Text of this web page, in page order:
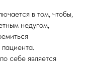
в том, чтобы,
недугом,
себе является